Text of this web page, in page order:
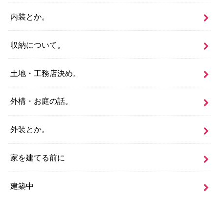
内装とか。
収納について。
土地・工務店決め。
外構・お庭の話。
外装とか。
家を建てる前に
建築中